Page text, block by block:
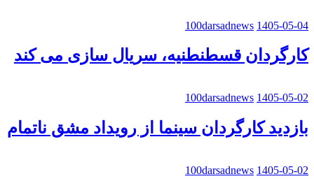
100darsadnews 1405-05-04
کارگردان قسطنطنیه، سریال سازی می کند
100darsadnews 1405-05-02
بازدید کارگردان سینما از رویداد مشق ناتمام
100darsadnews 1405-05-02